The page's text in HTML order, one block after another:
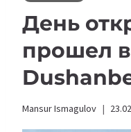
День
прошел
Mansur Ismagulov